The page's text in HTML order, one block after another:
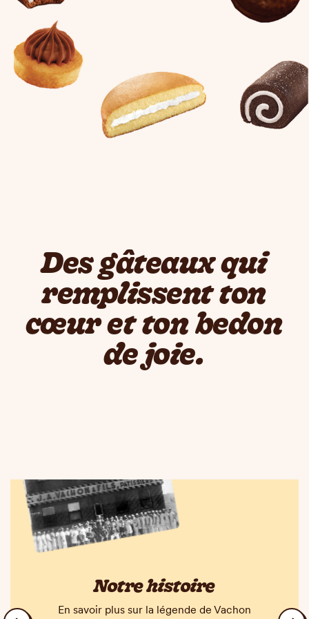
Des gâteaux qui
remplissent ton
cœur et ton bedon
de joie.
Notre histoire
En savoir plus sur la légende de Vachon